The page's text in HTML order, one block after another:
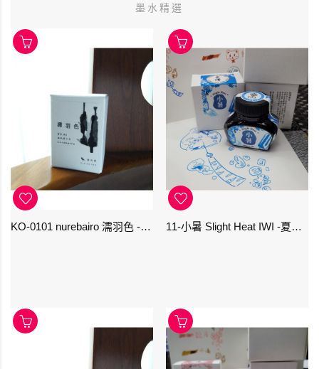
墨水精選
KO-0101 nurebairo 濡羽色 -日本名牌京の音樽裝鋼筆墨水40ml 4573356130012 11-小暑 Slight Heat IWI -夏季-24節氣色澤鋼筆墨水